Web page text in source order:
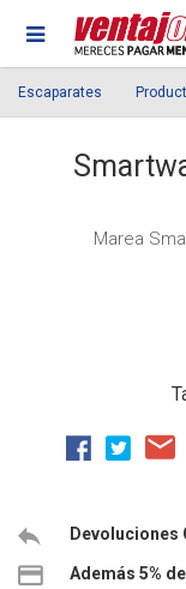
Escaparates
Marea
Devoluciones
Además 5%